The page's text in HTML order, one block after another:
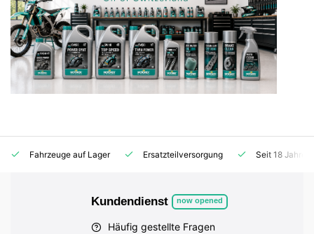
Fahrzeuge auf Lager Ersatzteilversorgung Seit 18
Kundendienst now opened
Häufig gestellte Fragen